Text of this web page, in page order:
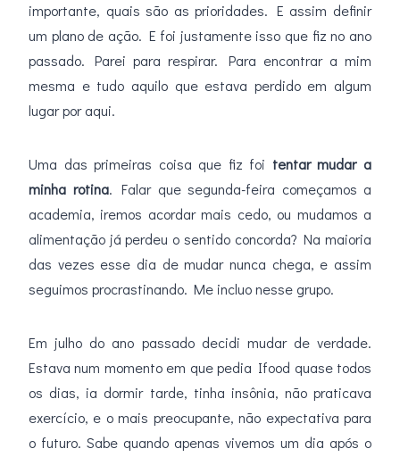
importante, quais são as prioridades. E assim definir
um plano de ação. E foi justamente isso que fiz no ano
passado. Parei para respirar. Para encontrar a mim
mesma e tudo aquilo que estava perdido em algum
lugar por aqui.
Uma das primeiras coisa que fiz foi tentar mudar a
minha rotina. Falar que segunda-feira começamos a
academia, iremos acordar mais cedo, ou mudamos a
alimentação já perdeu o sentido concorda? Na maioria
das vezes esse dia de mudar nunca chega, e assim
seguimos procrastinando. Me incluo nesse grupo.
Em julho do ano passado decidi mudar de verdade.
Estava num momento em que pedia Ifood quase todos
os dias, ia dormir tarde, tinha insônia, não praticava
exercício, e o mais preocupante, não expectativa para
o futuro. Sabe quando apenas vivemos um dia após o